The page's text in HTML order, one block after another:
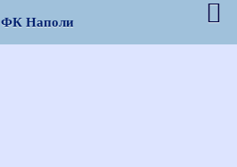
ФК Наполи